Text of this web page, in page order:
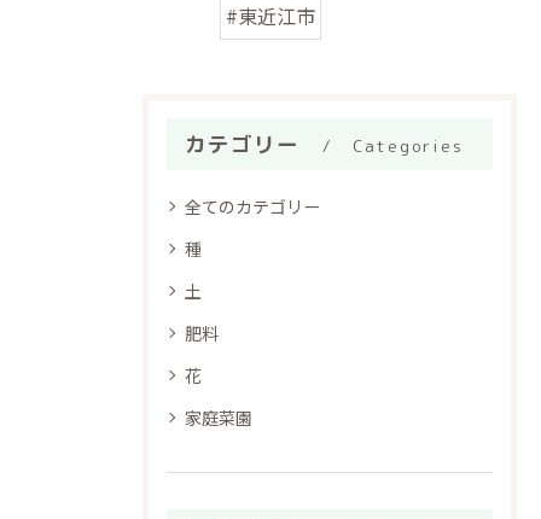
#東近江市
カテゴリー Categories
全てのカテゴリー
種
土
肥料
花
家庭菜園